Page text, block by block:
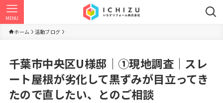
MENU
ホーム 活動ブログ
千葉市中央区U様邸｜①現地調査｜スレ
ート屋根が劣化して黒ずみが目立ってき
たので直したい、とのご相談